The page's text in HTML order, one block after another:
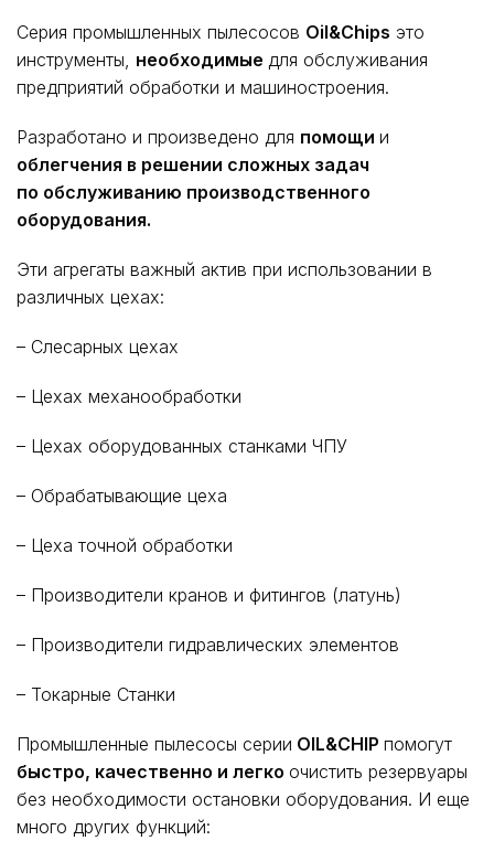
Серия промышленных пылесосов Oil&Chips это
инструменты, необходимые для обслуживания
предприятий обработки и машиностроения.
Разработано и произведено для помощи и
облегчения в решении сложных задач
по обслуживанию производственного
оборудования.
Эти агрегаты важный актив при использовании в
различных цехах:
– Слесарных цехах
– Цехах механообработки
– Цехах оборудованных станками ЧПУ
– Обрабатывающие цеха
– Цеха точной обработки
– Производители кранов и фитингов (латунь)
– Производители гидравлических элементов
– Токарные Станки
Промышленные пылесосы серии OIL&CHIP помогут
быстро, качественно и легко очистить резервуары
без необходимости остановки оборудования. И еще
много других функций: